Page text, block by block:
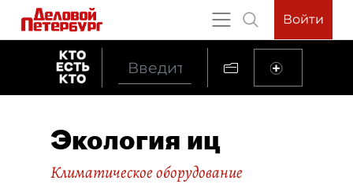
Войти
Экология иц
Климатическое оборудование